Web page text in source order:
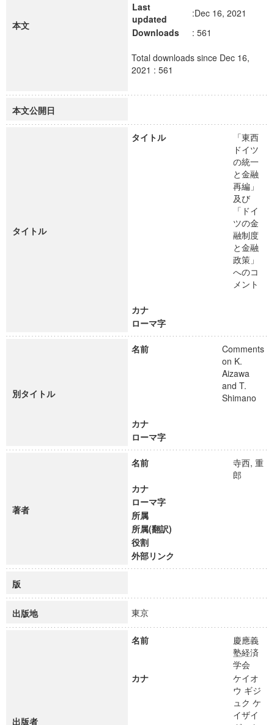
本文
Last
updated
:Dec 16, 2021
Downloads
: 561
Total downloads since Dec 16,
2021 : 561
本文公開日
タイトル
タイトル
「東西
ドイツ
の統一
と金融
再編」
及び
「ドイ
ツの金
融制度
と金融
政策」
へのコ
メント
カナ
ローマ字
別タイトル
名前
Comments
on K.
Aizawa
and T.
Shimano
カナ
ローマ字
著者
名前
寺西, 重
郎
カナ
ローマ字
所属
所属(翻訳)
役割
外部リンク
版
出版地 東京
出版者
名前
慶應義
塾経済
学会
カナ
ケイオ
ウ ギジ
ュク ケ
イザイ